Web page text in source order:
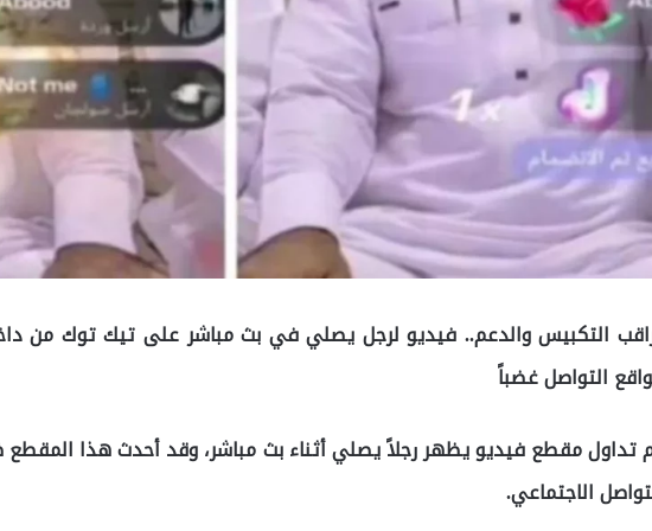
التكبيس والدعم.. فيديو لرجل يصلي في بث مباشر على تيك توك من
التواصل غضباً
تداول مقطع فيديو يظهر رجلاً يصلي أثناء بث مباشر، وقد أحدث هذا
الاجتماعي.